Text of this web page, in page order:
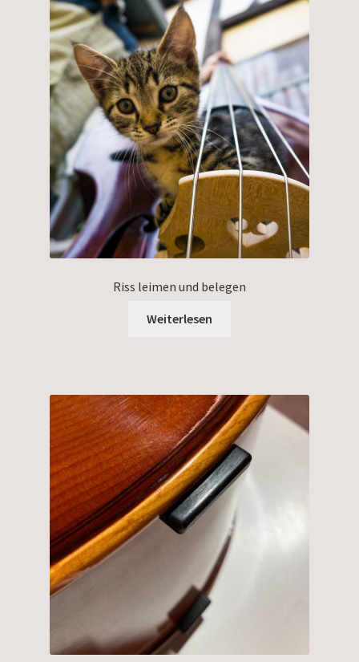
Riss leimen und belegen
Weiterlesen